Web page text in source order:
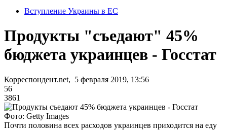
Вступление Украины в ЕС
Продукты "съедают" 45%
бюджета украинцев - Госстат
Корреспондент.net, 5 февраля 2019, 13:56
56
3861
Фото: Getty Images
Почти половина всех расходов украинцев приходится на еду